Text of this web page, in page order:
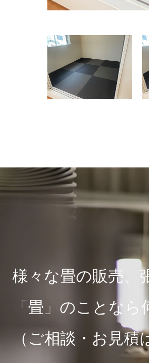
様々な畳の販売、
「畳」のことな
（ご相談・お見積